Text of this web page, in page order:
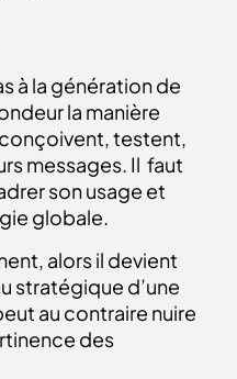
à la génération de
la manière
testent,
messages. Il faut
son usage et
globale.
alors il devient
stratégique d’une
au contraire nuire
des